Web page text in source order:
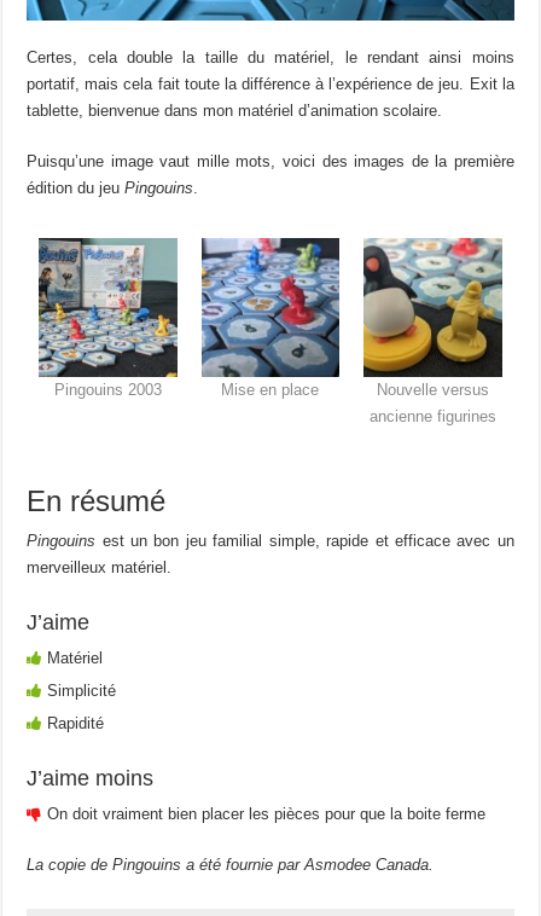
Certes, cela double la taille du matériel, le rendant ainsi moins
portatif, mais cela fait toute la différence à l’expérience de jeu. Exit la
tablette, bienvenue dans mon matériel d’animation scolaire.
Puisqu’une image vaut mille mots, voici des images de la première
édition du jeuPingouins.
Pingouins 2003 Mise en place
Nouvelle versus
ancienne figurines
En résumé
Pingouins est un bon jeu familial simple, rapide et efficace avec un
merveilleux matériel.
J’aime
Matériel
Simplicité
Rapidité
J’aime moins
On doit vraiment bien placer les pièces pour que la boite ferme
La copie de Pingouins a été fournie par Asmodee Canada.